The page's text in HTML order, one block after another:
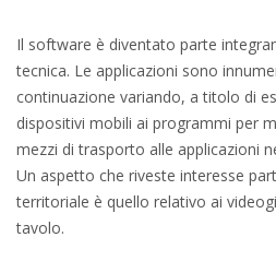
Il software è diventato parte
tecnica. Le applicazioni sono
continuazione variando, a titolo di
dispositivi mobili ai programmi per
mezzi di trasporto alle applicazioni
Un aspetto che riveste interesse
territoriale è quello relativo ai
tavolo.